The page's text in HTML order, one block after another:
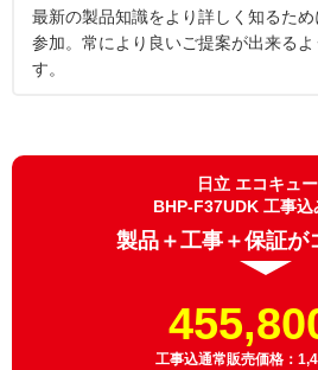
最新の製品知識をより詳しく知るた
参加。常により良いご提案が出来る
す。
日立 エコキュ
BHP-F37UDK 工事込
製品＋工事＋保証が
工事込通常販売価格：